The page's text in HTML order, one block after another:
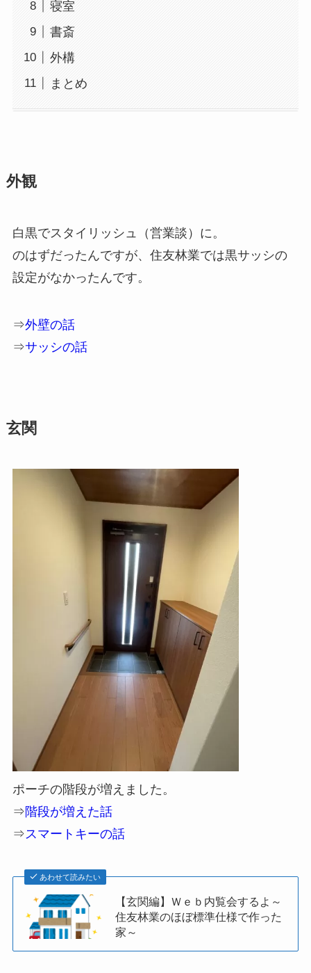
寝室
書斎
外構
まとめ
外観
白黒でスタイリッシュ（営業談）に。
のはずだったんですが、住友林業では黒サッシの
設定がなかったんです。
⇒外壁の話
⇒サッシの話
玄関
ポーチの階段が増えました。
⇒階段が増えた話
⇒ スマートキーの話
あわせて読みたい
【玄関編】Ｗｅｂ内覧会するよ～
住友林業のほぼ標準仕様で作った
家～